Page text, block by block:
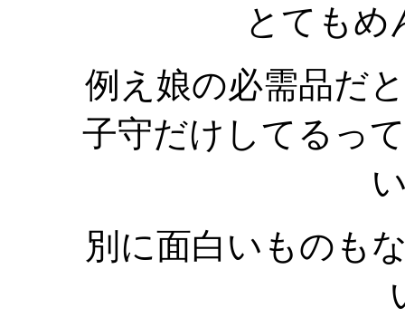
とてもめ
例え娘の必需品だ
子守だけしてるっ
別に面白いものも